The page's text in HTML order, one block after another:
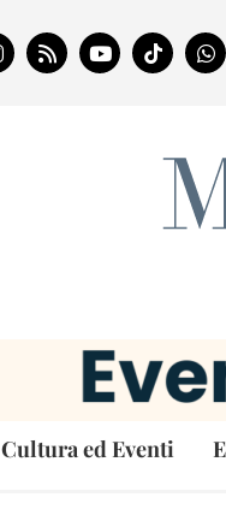
Cultura ed Eventi